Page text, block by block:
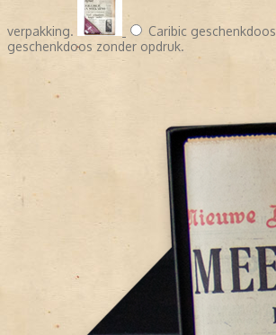
verpakking. Caribic geschenkdoos
geschenkdoos zonder opdruk.